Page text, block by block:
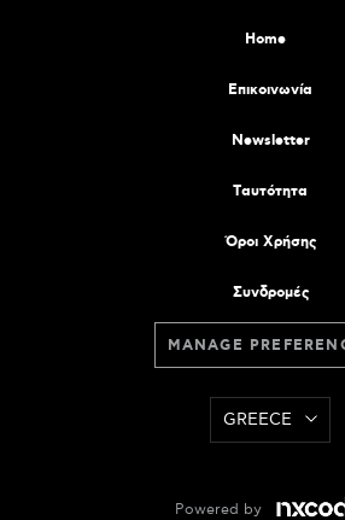
Home
Επικοινωνία
Newsletter
Tαυτότητα
Όροι Χρήσης
Συνδρομές
MANAGE
GREECE
Powered by